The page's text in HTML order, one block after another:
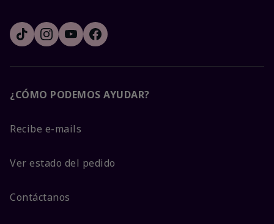
¿CÓMO PODEMOS AYUDAR?
Recibe e-mails
Ver estado del pedido
Contáctanos